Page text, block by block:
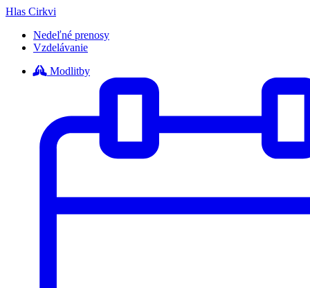
Hlas Cirkvi
Nedeľné prenosy
Vzdelávanie
Modlitby